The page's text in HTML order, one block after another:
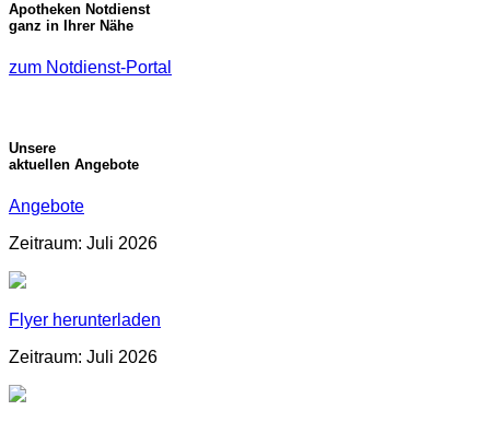
Apotheken Notdienst
ganz in Ihrer Nähe
zum Notdienst-Portal
Unsere
aktuellen Angebote
Angebote
Zeitraum: Juli 2026
Flyer herunterladen
Zeitraum: Juli 2026